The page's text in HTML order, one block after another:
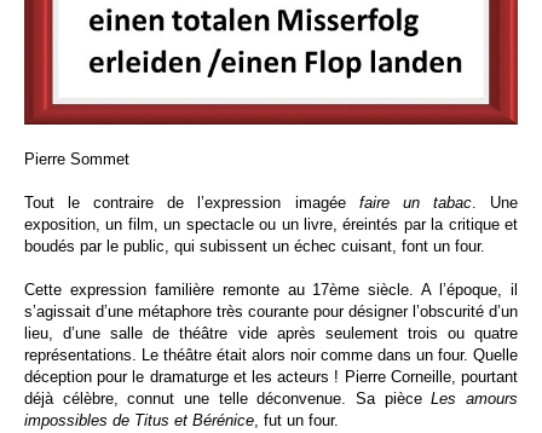
Pierre Sommet
Tout le contraire de l’expression imagéefaire un tabac. Une
exposition, un film, un spectacle ou un livre, éreintés par la critique et
boudés par le public, qui subissent un échec cuisant, font un four.
Cette expression familière remonte au 17ème siècle. A l’époque, il
s’agissait d’une métaphore très courante pour désigner l’obscurité d’un
lieu, d’une salle de théâtre vide après seulement trois ou quatre
représentations. Le théâtre était alors noir comme dans un four. Quelle
déception pour le dramaturge et les acteurs ! Pierre Corneille, pourtant
déjà célèbre, connut une telle déconvenue. Sa pièceLes amours
impossibles de Titus et Bérénice, fut un four.